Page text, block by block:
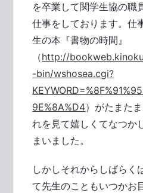
を卒業して関学生協の職
仕事をしております。仕
生の本『書物の時間』
（http://
-bin/wshosea.cgi?
9E%8A%D4）がたまた
れを見て嬉しくてなつか
まいました。
しかしそれからしばらく
て先生のこともいつかお